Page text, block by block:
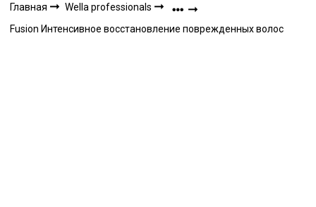
Главная
Wella professionals
Fusion Интенсивное восстановление поврежденных волос